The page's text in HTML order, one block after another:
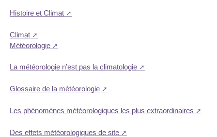
Histoire et Climat
Climat
Météorologie
La météorologie n’est pas la climatologie
Glossaire de la météorologie
Les phénomènes météorologiques les plus extraordinaires
Des effets météorologiques de site